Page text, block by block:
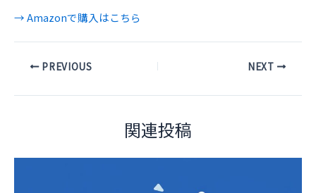
→ Amazonで購入はこちら
PostPREVIOUS NEXT
関連投稿